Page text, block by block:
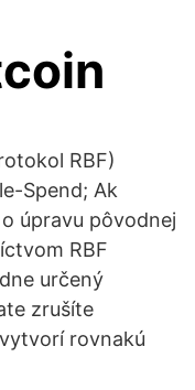
RBF)
Spend; Ak
úpravu pôvodnej
RBF
určený
zrušíte
rovnakú